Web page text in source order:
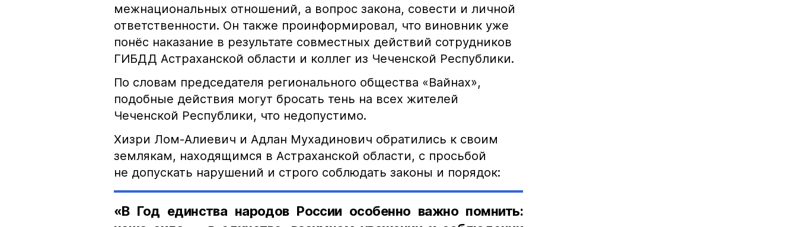
межнациональных отношений, а вопрос закона, совести и личной
ответственности. Он также проинформировал, что виновник уже
понёс наказание в результате совместных действий сотрудников
ГИБДД Астраханской области и коллег из Чеченской Республики.
По словам председателя регионального общества «Вайнах»,
подобные действия могут бросать тень на всех жителей
Чеченской Республики, что недопустимо.
Хизри Лом-Алиевич и Адлан Мухадинович обратились к своим
землякам, находящимся в Астраханской области, с просьбой
не допускать нарушений и строго соблюдать законы и порядок:
«В Год единства народов России особенно важно помнить: